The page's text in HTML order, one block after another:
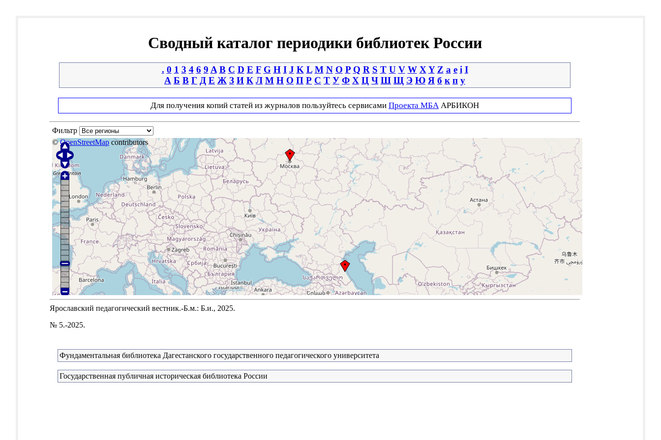
Сводный каталог периодики библиотек России
. 0 1 3 4 6 9 A B C D E F G H I J K L M N O P Q R S T U V W X Y Z a e i І
А Б В Г Д Е Ж З И К Л М Н О П Р С Т У Ф Х Ц Ч Ш Щ Э Ю Я б к п у
Для получения копий статей из журналов пользуйтесь сервисами Проекта МБА АРБИКОН
Фильтр
©OpenStreetMap contributors
Ярославский педагогический вестник.-Б.м.: Б.и., 2025.
№ 5.-2025.
Фундаментальная библиотека Дагестанского государственного педагогического университета
Государственная публичная историческая библиотека России